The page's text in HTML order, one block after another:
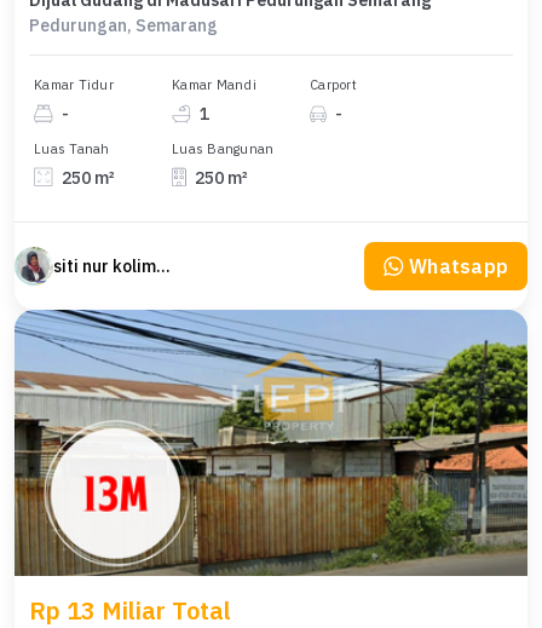
Pedurungan, Semarang
Kamar Tidur
-
Kamar Mandi
1
Carport
-
Luas Tanah
250 m²
Luas Bangunan
250 m²
siti nur kolimah Whatsapp
Rp 13 Miliar Total